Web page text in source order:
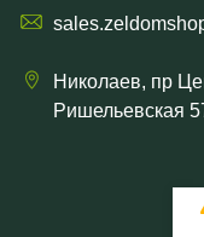
Николаев, пр
Ришельевская